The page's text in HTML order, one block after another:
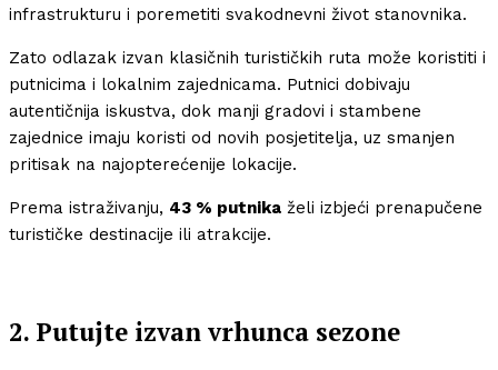
infrastrukturu i poremetiti svakodnevni život stanovnika.
Zato odlazak izvan klasičnih turističkih ruta može koristiti i
putnicima i lokalnim zajednicama. Putnici dobivaju
autentičnija iskustva, dok manji gradovi i stambene
zajednice imaju koristi od novih posjetitelja, uz smanjen
pritisak na najopterećenije lokacije.
Prema istraživanju, 43 % putnika želi izbjeći prenapučene
turističke destinacije ili atrakcije.
2. Putujte izvan vrhunca sezone